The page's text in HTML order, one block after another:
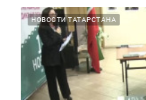
НОВОСТИ ТАТАРСТАНА